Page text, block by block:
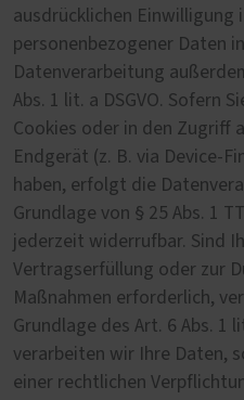
ausdrücklichen Einwilligung
personenbezogener Daten
Datenverarbeitung
Abs. 1 lit. a DSGVO. Sofern
Cookies oder in den Zugriff
Endgerät (z. B. via Device-
haben, erfolgt die
Grundlage von § 25 Abs. 1
jederzeit widerrufbar. Sind
Vertragserfüllung oder zur
Maßnahmen erforderlich,
Grundlage des Art. 6 Abs. 1
verarbeiten wir Ihre Daten,
einer rechtlichen